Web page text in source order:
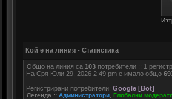
Кой е на линия - Статистика
Общо на линия са 103потребители :: 1
На Сря Юли 29, 2026 2:49 pm е имало общо
Регистрирани потребители: Google [Bot]
Легенда :: Администратори, Глобални